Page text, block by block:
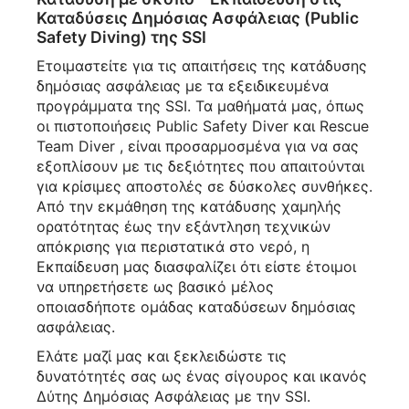
Καταδύσεις Δημόσιας Ασφάλειας (Public
Safety Diving) της SSI
Ετοιμαστείτε για τις απαιτήσεις της κατάδυσης
δημόσιας ασφάλειας με τα εξειδικευμένα
προγράμματα της SSI. Τα μαθήματά μας, όπως
οι πιστοποιήσεις Public Safety Diver και Rescue
Team Diver , είναι προσαρμοσμένα για να σας
εξοπλίσουν με τις δεξιότητες που απαιτούνται
για κρίσιμες αποστολές σε δύσκολες συνθήκες.
Από την εκμάθηση της κατάδυσης χαμηλής
ορατότητας έως την εξάντληση τεχνικών
απόκρισης για περιστατικά στο νερό, η
Εκπαίδευση μας διασφαλίζει ότι είστε έτοιμοι
να υπηρετήσετε ως βασικό μέλος
οποιασδήποτε ομάδας καταδύσεων δημόσιας
ασφάλειας.
Ελάτε μαζί μας και ξεκλειδώστε τις
δυνατότητές σας ως ένας σίγουρος και ικανός
Δύτης Δημόσιας Ασφάλειας με την SSI.